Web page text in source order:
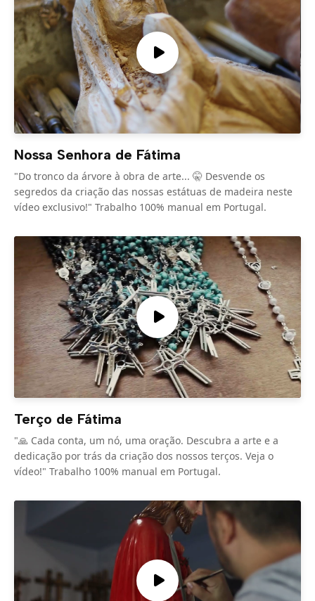
Nossa Senhora de Fátima
"Do tronco da árvore à obra de arte... 🤫 Desvende os
segredos da criação das nossas estátuas de madeira neste
vídeo exclusivo!" Trabalho 100% manual em Portugal.
Terço de Fátima
"🙏 Cada conta, um nó, uma oração. Descubra a arte e a
dedicação por trás da criação dos nossos terços. Veja o
vídeo!" Trabalho 100% manual em Portugal.